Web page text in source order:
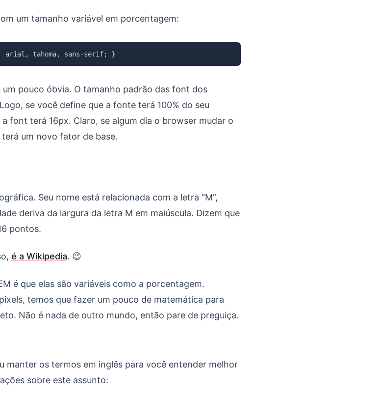
um tamanho variável em porcentagem:
arial , tahoma, sans-serif; }
pouco óbvia. O tamanho padrão das font dos
se você define que a fonte terá 100% do seu
font terá 16px. Claro, se algum dia o browser mudar o
um novo fator de base.
Seu nome está relacionada com a letra “M”,
deriva da largura da letra M em maiúscula. Dizem que
pontos.
é a Wikipedia. 😉
é que elas são variáveis como a porcentagem.
temos que fazer um pouco de matemática para
Não é nada de outro mundo, então pare de preguiça.
manter os termos em inglês para você entender melhor
sobre este assunto: